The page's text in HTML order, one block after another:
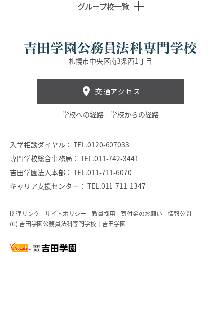
グループ校一覧
札幌市中央区南3条西1丁目
交通アクセス
学校への経路 学校からの経路
入学相談ダイヤル： TEL.0120-607033
専門学校総合事務局： TEL.011-742-3441
吉田学園法人本部： TEL.011-711-6070
キャリア支援センター： TEL.011-711-1347
関連リンク サイトポリシー 教員採用 寄付金のお願い
情報公開
(C) 吉田学園公務員法科専門学校｜吉田学園